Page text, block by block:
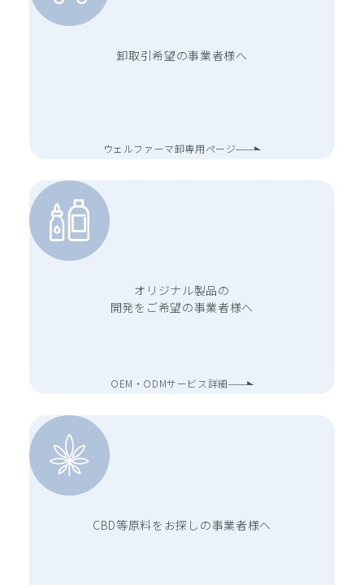
卸取引希望の事業者様へ
ウェルファーマ卸専用ページ
オリジナル製品の
開発をご希望の事業者様へ
OEM・ODMサービス詳細
CBD等原料をお探しの事業者様へ